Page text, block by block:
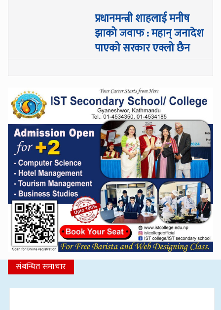
प्रधानमन्त्री शाहलाई मनीष
झाको जवाफ : महान् जनादेश
पाएको सरकार एक्लो छैन
संबन्धित समाचार